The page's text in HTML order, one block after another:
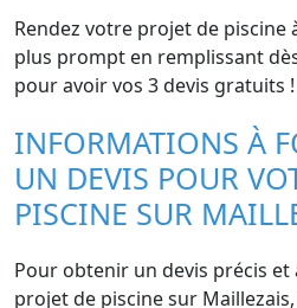
Rendez votre projet de piscine
plus prompt en remplissant
pour avoir vos 3 devis gratuits !
INFORMATIONS À
UN DEVIS POUR
PISCINE SUR
Pour obtenir un devis précis
projet de piscine sur